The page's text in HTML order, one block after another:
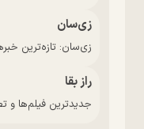
زی‌سان
زی‌سان: تازه‌ترین
راز بقا
جدیدترین فیلم‌ها و